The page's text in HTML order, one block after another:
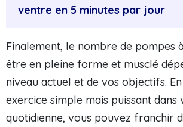
ventre en 5 minutes par jour
Finalement, le nombre de pompes
être en pleine forme et musclé
niveau actuel et de vos objectifs.
exercice simple mais puissant
quotidienne, vous pouvez franchir